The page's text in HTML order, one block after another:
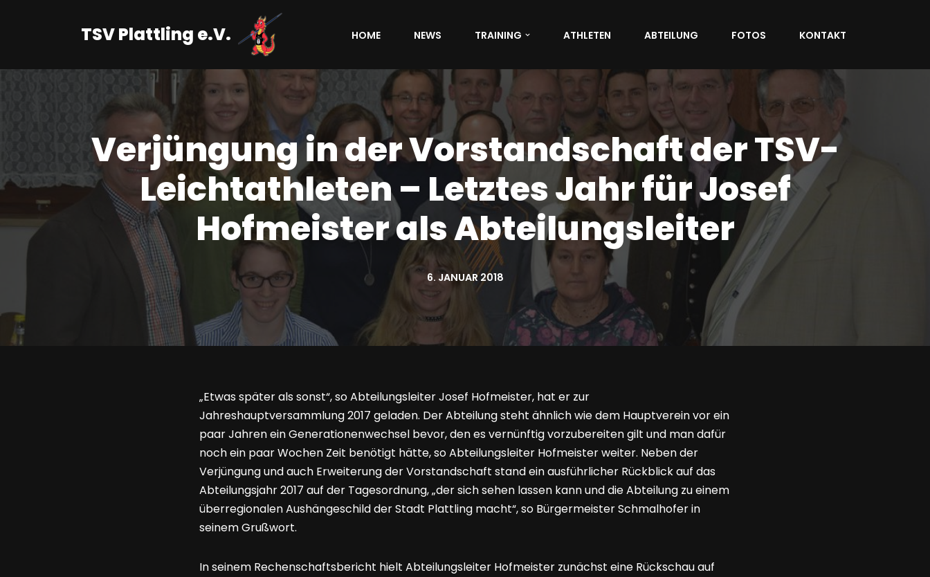
TSV Plattling e.V. HOME NEWS TRAINING ATHLETEN ABTEILUNG FOTOS KONTAKT
Verjüngung in der Vorstandschaft der TSV-
Leichtathleten – Letztes Jahr für Josef
Hofmeister als Abteilungsleiter
6. JANUAR 2018
„Etwas später als sonst“, so Abteilungsleiter Josef Hofmeister, hat er zur
Jahreshauptversammlung 2017 geladen. Der Abteilung steht ähnlich wie dem Hauptverein vor ein
paar Jahren ein Generationenwechsel bevor, den es vernünftig vorzubereiten gilt und man dafür
noch ein paar Wochen Zeit benötigt hätte, so Abteilungsleiter Hofmeister weiter. Neben der
Verjüngung und auch Erweiterung der Vorstandschaft stand ein ausführlicher Rückblick auf das
Abteilungsjahr 2017 auf der Tagesordnung, „der sich sehen lassen kann und die Abteilung zu einem
überregionalen Aushängeschild der Stadt Plattling macht“, so Bürgermeister Schmalhofer in
seinem Grußwort.
In seinem Rechenschaftsbericht hielt Abteilungsleiter Hofmeister zunächst eine Rückschau auf